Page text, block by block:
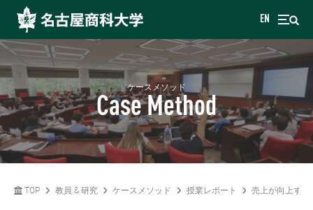
EN
ケースメソッド
Case Method
TOP 教員 & 研究 ケースメソッド 授業レポート 売上が向上する